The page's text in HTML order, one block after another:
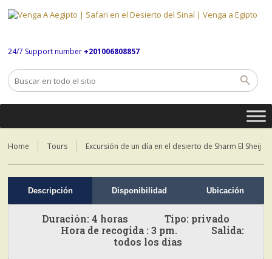
24/7 Support number +201006808857
Home Tours Excursión de un día en el desierto de Sharm El Sheij
Descripción Disponibilidad Ubicación
Duración: 4 horas Tipo: privado
Hora de recogida : 3 pm. Salida:
todos los días